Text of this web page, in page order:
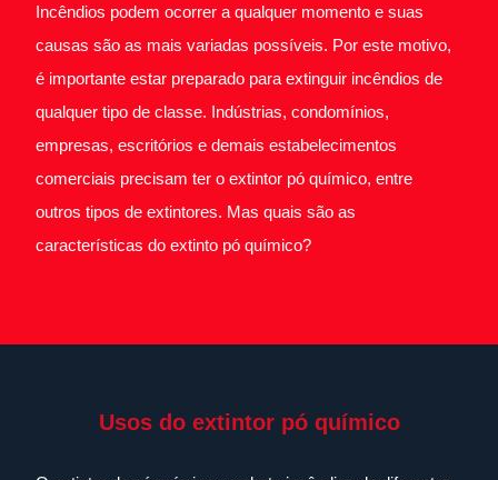
Incêndios podem ocorrer a qualquer momento e suas
causas são as mais variadas possíveis. Por este motivo,
é importante estar preparado para extinguir incêndios de
qualquer tipo de classe. Indústrias, condomínios,
empresas, escritórios e demais estabelecimentos
comerciais precisam ter o extintor pó químico, entre
outros tipos de extintores. Mas quais são as
características do extinto pó químico?
Usos do extintor pó químico